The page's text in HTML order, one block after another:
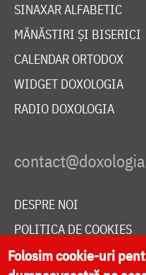
SINAXAR ALFABETIC
MĂNĂSTIRI ȘI BISERICI
CALENDAR ORTODOX
WIDGET DOXOLOGIA
RADIO DOXOLOGIA
DESPRE NOI
POLITICA DE COOKIES
DONEAZĂ ONLINE
Folosim cookie-uri